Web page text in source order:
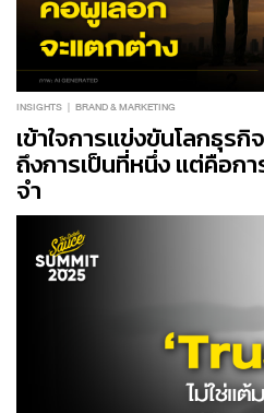
INSIGHTS BRAND & MARKETING
เข้าใจการแข่งขันโลกธุร
ถึงการเป็นที่หนึ่ง แต่คือก
จำ